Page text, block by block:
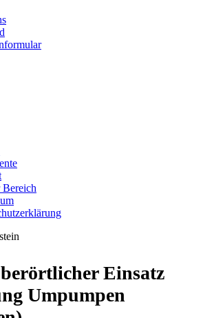
Bereich
Einsatz
Umpumpen